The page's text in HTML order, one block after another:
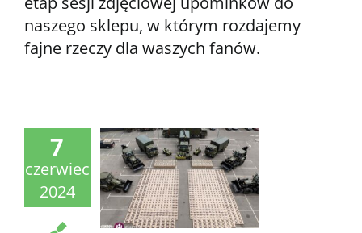
naszego sklepu, w którym rozdajemy
fajne rzeczy dla waszych fanów.
7
czerwiec
2024